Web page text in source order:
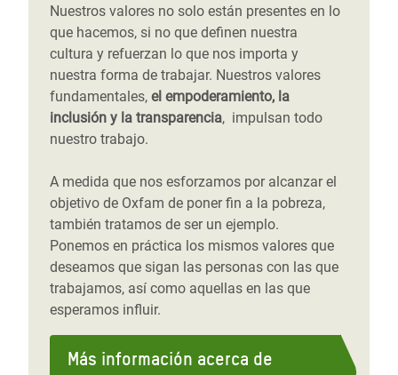
Nuestros valores no solo están presentes en lo
que hacemos, si no que definen nuestra
cultura y refuerzan lo que nos importa y
nuestra forma de trabajar. Nuestros valores
fundamentales, el empoderamiento, la
inclusión y la transparencia, impulsan todo
nuestro trabajo.
A medida que nos esforzamos por alcanzar el
objetivo de Oxfam de poner fin a la pobreza,
también tratamos de ser un ejemplo.
Ponemos en práctica los mismos valores que
deseamos que sigan las personas con las que
trabajamos, así como aquellas en las que
esperamos influir.
Más información acerca de